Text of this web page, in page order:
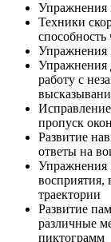
Упражнения
Техники
способность
Упражнения
Упражнения
работу с
пропуск
Развитие
ответы на
Упражнения
восприятия,
траектории
Развитие
различные
пиктограмм